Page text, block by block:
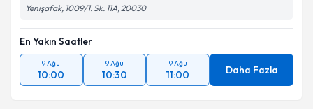
Yenişafak, 1009/1. Sk. 11A, 20030
En Yakın Saatler
9 Ağu
10:00
9 Ağu
10:30
9 Ağu
11:00 Daha Fazla